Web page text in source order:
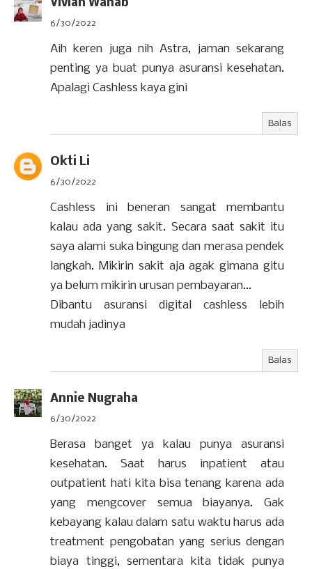
Vivian Wahab
6/30/2022
Aih keren juga nih Astra, jaman sekarang
penting ya buat punya asuransi kesehatan.
Apalagi Cashless kaya gini
Balas
Okti Li
6/30/2022
Cashless ini beneran sangat membantu
kalau ada yang sakit. Secara saat sakit itu
saya alami suka bingung dan merasa pendek
langkah. Mikirin sakit aja agak gimana gitu
ya belum mikirin urusan pembayaran...
Dibantu asuransi digital cashless lebih
mudah jadinya
Balas
Annie Nugraha
6/30/2022
Berasa banget ya kalau punya asuransi
kesehatan. Saat harus inpatient atau
outpatient hati kita bisa tenang karena ada
yang mengcover semua biayanya. Gak
kebayang kalau dalam satu waktu harus ada
treatment pengobatan yang serius dengan
biaya tinggi, sementara kita tidak punya